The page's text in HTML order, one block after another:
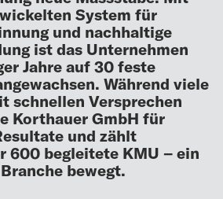
System für
und nachhaltige
ist das Unternehmen
Jahre auf 30 feste
Während viele
schnellen Versprechen
Korthauer GmbH für
und zählt
600 begleitete KMU – ein
bewegt.